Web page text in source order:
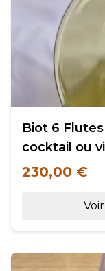
Biot 6
cocktail ou
230,00 €